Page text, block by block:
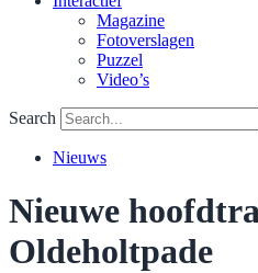
Magazine
Fotoverslagen
Puzzel
Video’s
Search
Nieuws
Nieuwe
Oldeholtpade